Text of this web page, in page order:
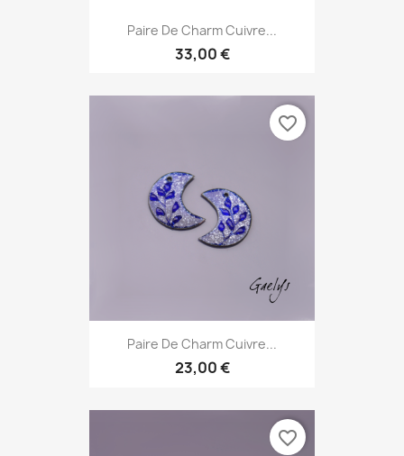
Paire De Charm Cuivre...
33,00 €
Paire De Charm Cuivre...
23,00 €
favorite_border
favorite_border